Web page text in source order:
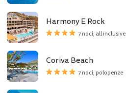
Harmony E Rock
7 nocí, all inclusive
Coriva Beach
7 nocí, polopenze